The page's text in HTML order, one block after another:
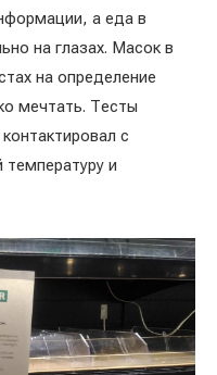
а еда в
на глазах. Масок в
на определение
мечтать. Тесты
с
и